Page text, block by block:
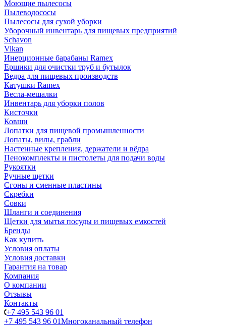
Моющие пылесосы
Пылеводососы
Пылесосы для сухой уборки
Уборочный инвентарь для пищевых предприятий
Schavon
Vikan
Инерционные барабаны Ramex
Ершики для очистки труб и бутылок
Ведра для пищевых производств
Катушки Ramex
Весла-мешалки
Инвентарь для уборки полов
Кисточки
Ковши
Лопатки для пищевой промышленности
Лопаты, вилы, грабли
Настенные крепления, держатели и вёдра
Пенокомплекты и пистолеты для подачи воды
Рукоятки
Ручные щетки
Сгоны и сменные пластины
Скребки
Совки
Шланги и соединения
Щетки для мытья посуды и пищевых емкостей
Бренды
Как купить
Условия оплаты
Условия доставки
Гарантия на товар
Компания
О компании
Отзывы
Контакты
+7 495 543 96 01
+7 495 543 96 01Многоканальный телефон